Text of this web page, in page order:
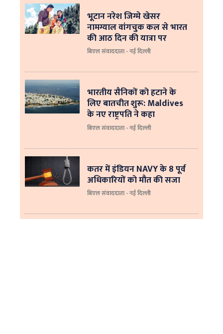
भूटान नरेश जिग्मे खेसर
नामग्याल वांगचुक कल से भारत
की आठ दिन की यात्रा पर
बिएल संवाददाता - नई दिल्ली
भारतीय सैनिकों को हटाने के
लिए बातचीत शुरू: Maldives
के नए राष्ट्रपति ने कहा
बिएल संवाददाता - नई दिल्‍ली
कतर में इंडियन NAVY के 8 पूर्व
अधिकारियों को मौत की सजा
बिएल संवाददाता - नई दिल्ली